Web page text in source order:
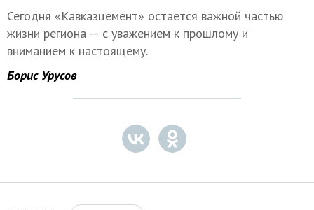
Сегодня «Кавказцемент» остается важной частью
жизни региона — с уважением к прошлому и
вниманием к настоящему.
Борис Урусов